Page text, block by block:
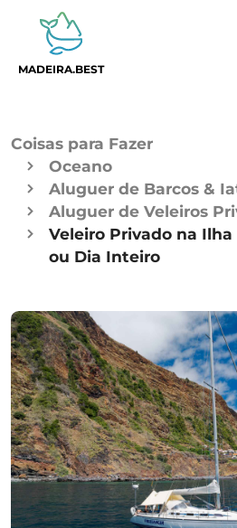
MADEIRA.BEST
Coisas para Fazer
Oceano
Aluguer de Barcos &
Aluguer de Veleiros
Veleiro Privado na
ou Dia Inteiro